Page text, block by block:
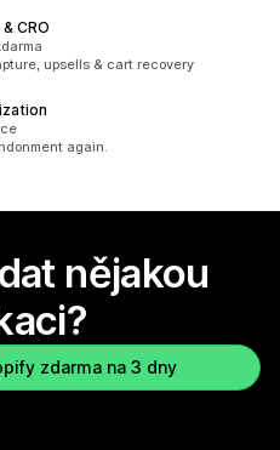
CRO
upsells & cart recovery
again.
nějakou
zdarma na 3 dny